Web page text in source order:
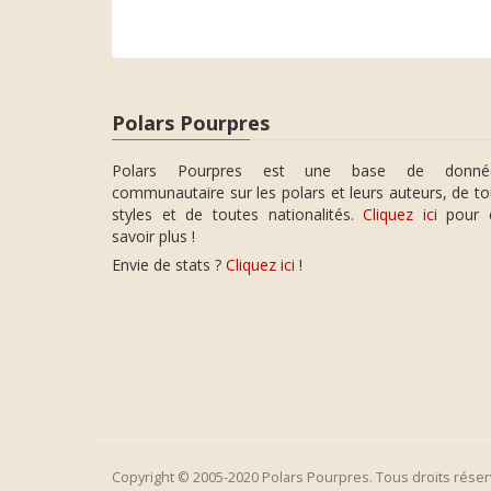
Polars Pourpres
Polars Pourpres est une base de
communautaire sur les polars et leurs auteurs, de
styles et de toutes nationalités.Cliquez ici pour
savoir plus !
Envie de stats ? Cliquez ici !
Copyright © 2005-2020 Polars Pourpres. Tous droits